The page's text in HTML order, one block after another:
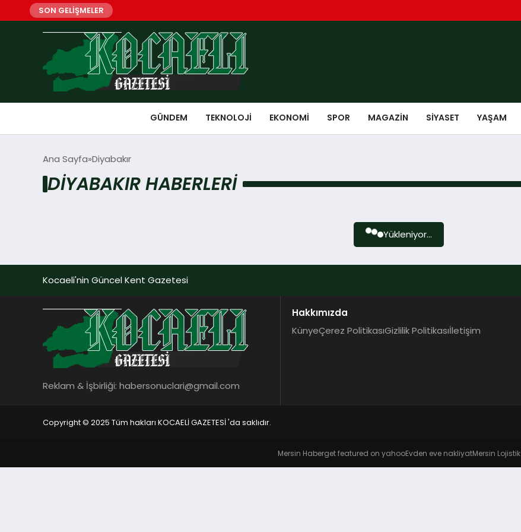
SON GELİŞMELER
GÜNDEM TEKNOLOJI EKONOMI SPOR MAGAZIN SIYASET YAŞAM
Ana Sayfa Diyabakır
DIYABAKIR HABERLERI
Yükleniyor...
Kocaeli'nin Güncel Kent Gazetesi
Reklam & İşbirliği: habersonuclari@gmail.com
Hakkımızda
KünyeÇerez PolitikasıGizlilik Politikasıİletişim
Copyright © 2025 Tüm hakları KOCAELİ GAZETESİ 'da saklıdır.
Mersin Haberget featured on yahooEvden eve nakliyatMersin Lojistik